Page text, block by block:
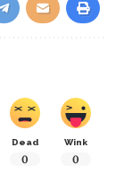
Dead
0
Wink
0